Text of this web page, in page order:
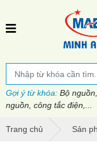
Gợi ý từ khóa: Bộ
nguồn, công tắc điện,...
Trang chủ Sản